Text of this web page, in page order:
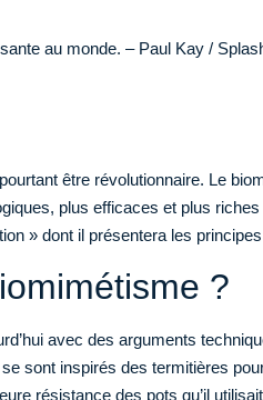
au monde. – Paul Kay /
être révolutionnaire. Le
plus efficaces et plus
» dont il présentera les
?
avec des arguments
sont inspirés des termitières
résistance des pots qu’il